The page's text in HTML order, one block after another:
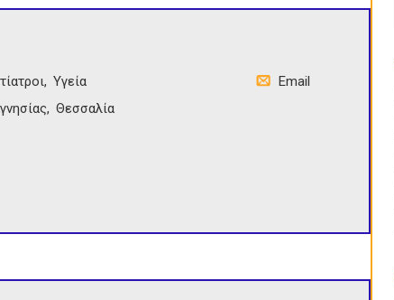
Υγεία
Θεσσαλία
Email